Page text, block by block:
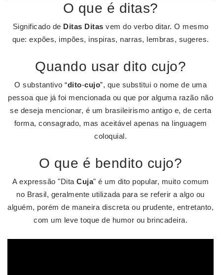
O que é ditas?
Significado de Ditas Ditas vem do verbo ditar. O mesmo
que: expões, impões, inspiras, narras, lembras, sugeres.
Quando usar dito cujo?
O substantivo “dito-cujo”, que substitui o nome de uma
pessoa que já foi mencionada ou que por alguma razão não
se deseja mencionar, é um brasileirismo antigo e, de certa
forma, consagrado, mas aceitável apenas na linguagem
coloquial.
O que é bendito cujo?
A expressão "Dita Cuja" é um dito popular, muito comum
no Brasil, geralmente utilizada para se referir a algo ou
alguém, porém de maneira discreta ou prudente, entretanto,
com um leve toque de humor ou brincadeira.